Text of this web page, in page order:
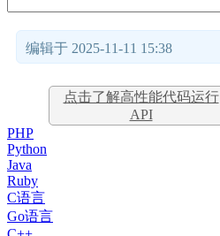
编辑于 2025-11-11 15:38
点击了解高性能代码运行
API
PHP
Python
Java
Ruby
C语言
Go语言